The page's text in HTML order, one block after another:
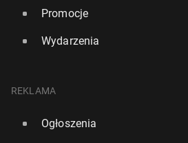
Promocje
Wydarzenia
REKLAMA
Ogłoszenia